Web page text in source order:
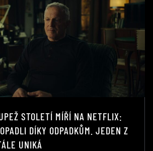
STOLETÍ MÍŘÍ NA NETFLIX:
DÍKY ODPADKŮM. JEDEN Z
UNIKÁ